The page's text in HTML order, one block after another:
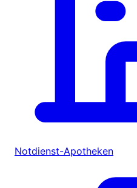
Notdienst-Apotheken